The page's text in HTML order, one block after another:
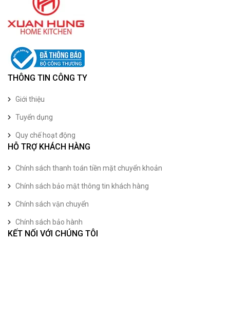
THÔNG TIN CÔNG TY
Giới thiệu
Tuyển dụng
Quy chế hoạt động
HỖ TRỢ KHÁCH HÀNG
Chính sách thanh toán tiền mặt chuyển khoản
Chính sách bảo mật thông tin khách hàng
Chính sách vận chuyển
Chính sách bảo hành
KẾT NỐI VỚI CHÚNG TÔI